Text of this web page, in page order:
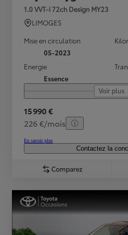
1.0 VVT-i 72ch Design MY23
LIMOGES
Mise en circulation
05-2023
Energie
Essence
Voir plus
15 990 €
226 €/mois
En savoir plus
Contactez la
Comparez